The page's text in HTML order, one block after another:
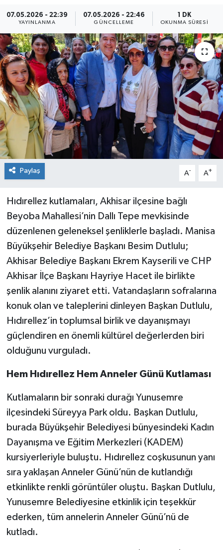
07.05.2026 - 22:39
YAYINLANMA
07.05.2026 - 22:46
GÜNCELLEME
1 DK
OKUNMA SÜRESI
Paylaş A- A+
Hıdırellez kutlamaları, Akhisar ilçesine bağlı
Beyoba Mahallesi’nin Dallı Tepe mevkisinde
düzenlenen geleneksel şenliklerle başladı. Manisa
Büyükşehir Belediye Başkanı Besim Dutlulu;
Akhisar Belediye Başkanı Ekrem Kayserili ve CHP
Akhisar İlçe Başkanı Hayriye Hacet ile birlikte
şenlik alanını ziyaret etti. Vatandaşların sofralarına
konuk olan ve taleplerini dinleyen Başkan Dutlulu,
Hıdırellez’in toplumsal birlik ve dayanışmayı
güçlendiren en önemli kültürel değerlerden biri
olduğunu vurguladı.
Hem Hıdırellez Hem Anneler Günü Kutlaması
Kutlamaların bir sonraki durağı Yunusemre
ilçesindeki Süreyya Park oldu. Başkan Dutlulu,
burada Büyükşehir Belediyesi bünyesindeki Kadın
Dayanışma ve Eğitim Merkezleri (KADEM)
kursiyerleriyle buluştu. Hıdırellez coşkusunun yanı
sıra yaklaşan Anneler Günü’nün de kutlandığı
etkinlikte renkli görüntüler oluştu. Başkan Dutlulu,
Yunusemre Belediyesine etkinlik için teşekkür
ederken, tüm annelerin Anneler Günü’nü de
kutladı.